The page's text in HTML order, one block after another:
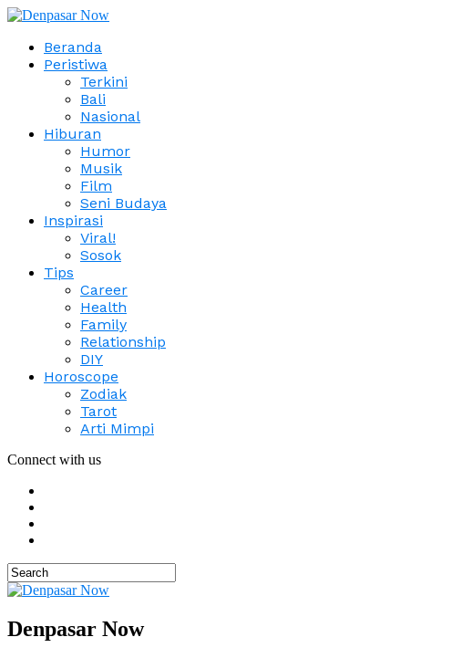
Beranda
Peristiwa
Terkini
Bali
Nasional
Hiburan
Humor
Musik
Film
Seni Budaya
Inspirasi
Viral!
Sosok
Tips
Career
Health
Family
Relationship
DIY
Horoscope
Zodiak
Tarot
Arti Mimpi
Connect with us
Denpasar Now